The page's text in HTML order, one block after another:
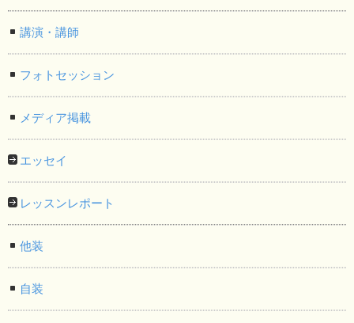
講演・講師
フォトセッション
メディア掲載
エッセイ
レッスンレポート
他装
自装